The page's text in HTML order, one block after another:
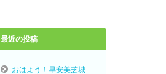
最近の投稿
おはよう！早安美芝城